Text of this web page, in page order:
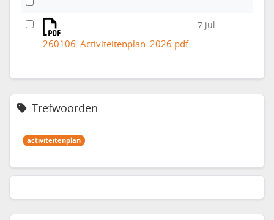
260106_Activiteitenplan_2026.pdf
7 jul
Trefwoorden
activiteitenplan